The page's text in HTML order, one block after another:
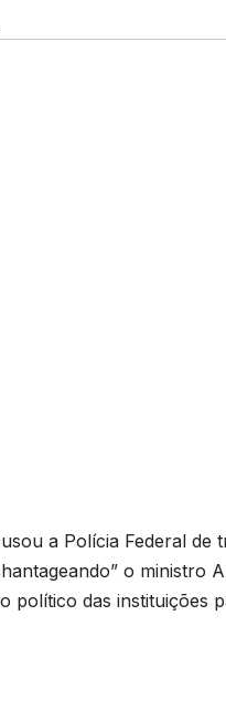
a Polícia Federal
o ministro
político das instituições